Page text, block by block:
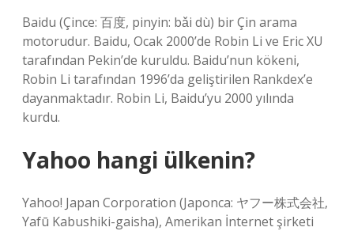
Baidu (Çince: 百度, pinyin: bǎi dù) bir Çin arama
motorudur. Baidu, Ocak 2000’de Robin Li ve Eric XU
tarafından Pekin’de kuruldu. Baidu’nun kökeni,
Robin Li tarafından 1996’da geliştirilen Rankdex’e
dayanmaktadır. Robin Li, Baidu’yu 2000 yılında
kurdu.
Yahoo hangi ülkenin?
Yahoo! Japan Corporation (Japonca: ヤフー株式会社,
Yafū Kabushiki-gaisha), Amerikan İnternet şirketi